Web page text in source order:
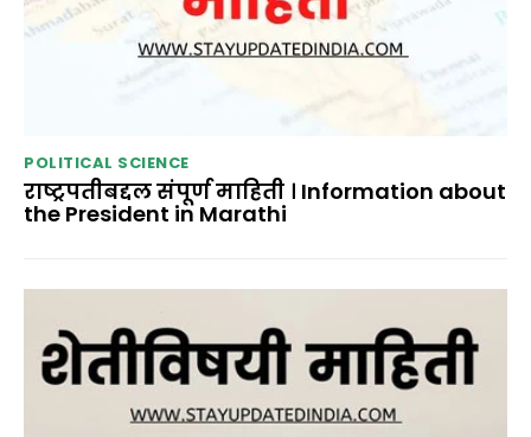
POLITICAL SCIENCE
राष्ट्रपतीबद्दल संपूर्ण माहिती । Information about
the President in Marathi